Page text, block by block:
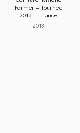
Farmer – Tournée
2013 – France
2013